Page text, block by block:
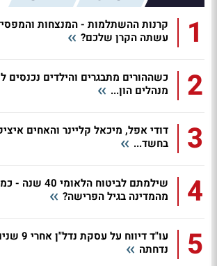
1
קרנות ההשתלמות - המנצחות
עשתה הקרן שלכם?
2
כשההורים מתבגרים והילדים נכנסים
מנהלים הון...
3
דודי אפל, מיכאל קליינר והאחים
בחשד...
4
שילמתם לביטוח
מהמדינה בגיל הפרישה?
5
עו"ד
נדחתה